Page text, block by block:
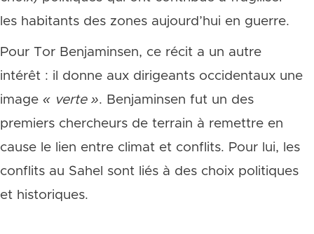
les habitants des zones aujourd’hui en guerre.
Pour Tor Benjaminsen, ce récit a un autre
intérêt : il donne aux dirigeants occidentaux une
image « verte ». Benjaminsen fut un des
premiers chercheurs de terrain à remettre en
cause le lien entre climat et conflits. Pour lui, les
conflits au Sahel sont liés à des choix politiques
et historiques.